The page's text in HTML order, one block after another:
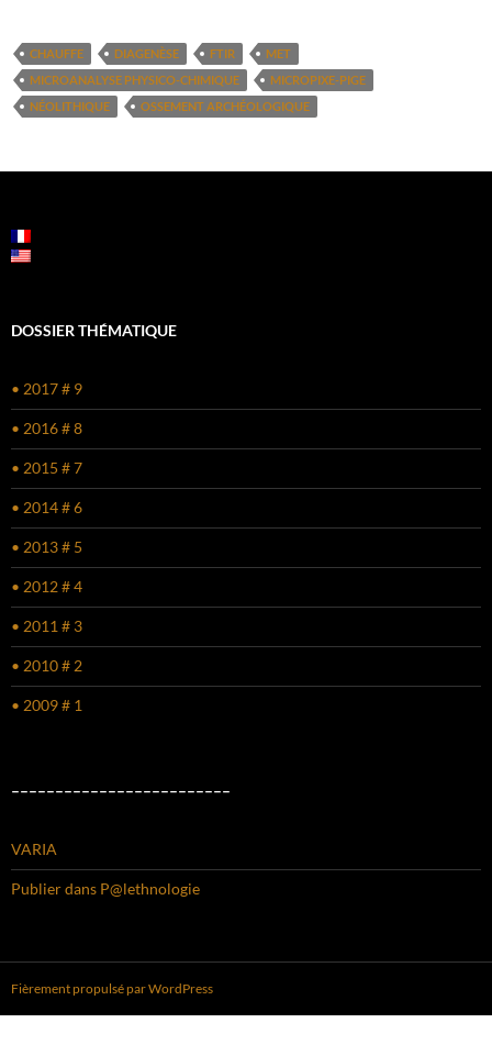
CHAUFFE DIAGENÈSE FTIR
MET
MICROANALYSE PHYSICO-CHIMIQUE
MICROPIXE-PIGE
NÉOLITHIQUE
OSSEMENT ARCHÉOLOGIQUE
DOSSIER THÉMATIQUE
• 2017 # 9
• 2016 # 8
• 2015 # 7
• 2014 # 6
• 2013 # 5
• 2012 # 4
• 2011 # 3
• 2010 # 2
• 2009 # 1
–––––––––––––––––––––––––
VARIA
Publier dans P@lethnologie
Fièrement propulsé par WordPress